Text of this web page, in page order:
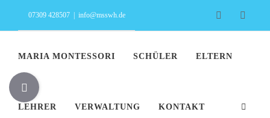
Inhalt
07309 428507 info@msswh.de Facebook
MARIA MONTESSORI SCHÜLER ELTERN
LEHRER VERWALTUNG KONTAKT
Toggle
Sliding